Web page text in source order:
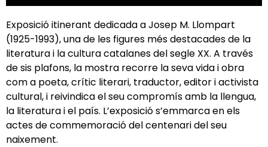
Exposició itinerant dedicada a Josep M. Llompart
(1925-1993), una de les figures més destacades de la
literatura i la cultura catalanes del segle XX. A través
de sis plafons, la mostra recorre la seva vida i obra
com a poeta, crític literari, traductor, editor i activista
cultural, i reivindica el seu compromís amb la llengua,
la literatura i el país. L’exposició s’emmarca en els
actes de commemoració del centenari del seu
naixement.